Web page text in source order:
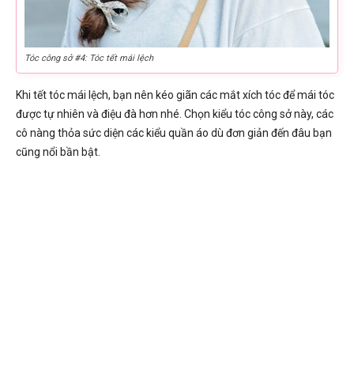
Tóc công sở #4: Tóc tết mái lệch
Khi tết tóc mái lệch, bạn nên kéo giãn các mắt xích tóc để mái tóc
được tự nhiên và điệu đà hơn nhé. Chọn kiểu tóc công sở này, các
cô nàng thỏa sức diện các kiểu quần áo dù đơn giản đến đâu bạn
cũng nổi bần bật.